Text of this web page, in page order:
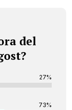
del
27%
73%